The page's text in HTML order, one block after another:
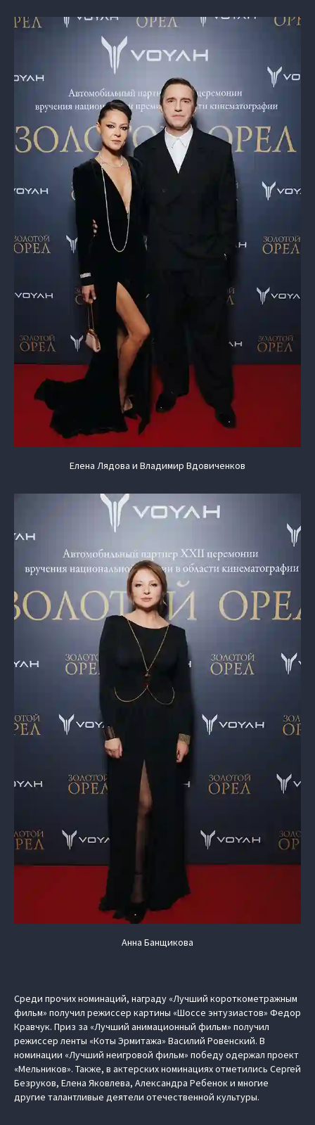
Елена Лядова и Владимир Вдовиченков
Анна Банщикова
Среди прочих номинаций, награду «Лучший короткометражным
фильм» получил режиссер картины «Шоссе энтузиастов» Федор
Кравчук. Приз за «Лучший анимационный фильм» получил
режиссер ленты «Коты Эрмитажа» Василий Ровенский. В
номинации «Лучший неигровой фильм» победу одержал проект
«Мельников». Также, в актерских номинациях отметились Сергей
Безруков, Елена Яковлева, Александра Ребенок и многие
другие талантливые деятели отечественной культуры.